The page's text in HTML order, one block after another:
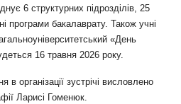
6 структурних підрозділів, 25
програми бакалаврату. Також учні
«День
16 травня 2026 року.
організації зустрічі висловлено
Ларисі Гоменюк.